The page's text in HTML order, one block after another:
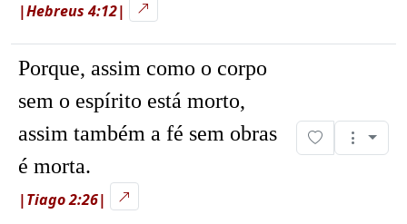
|Hebreus 4:12|
Porque, assim como o corpo
sem o espírito está morto,
assim também a fé sem obras
é morta.
|Tiago 2:26|